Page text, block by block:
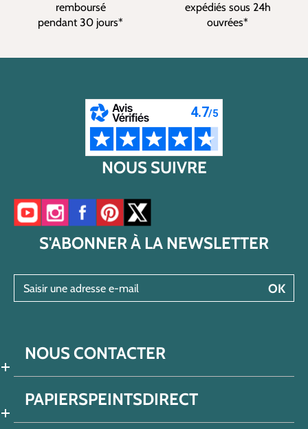
remboursé
pendant 30 jours*
expédiés sous 24h
ouvrées*
NOUS SUIVRE
Accéder à notre chaîne YouTube
Accéder à notre compte Instagram
Accéder à notre page Facebook
Accéder à notre compte Pinterest
Accéder à notre compte Twitter/X
S'ABONNER À LA NEWSLETTER
OK
NOUS CONTACTER
PAPIERSPEINTSDIRECT